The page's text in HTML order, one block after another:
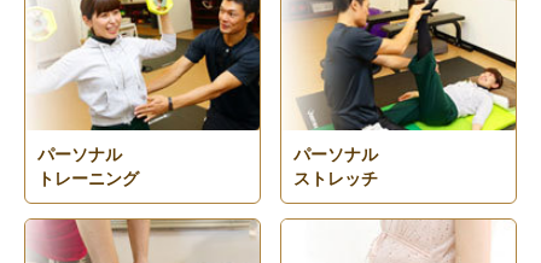
パーソナル
トレーニング
パーソナル
ストレッチ